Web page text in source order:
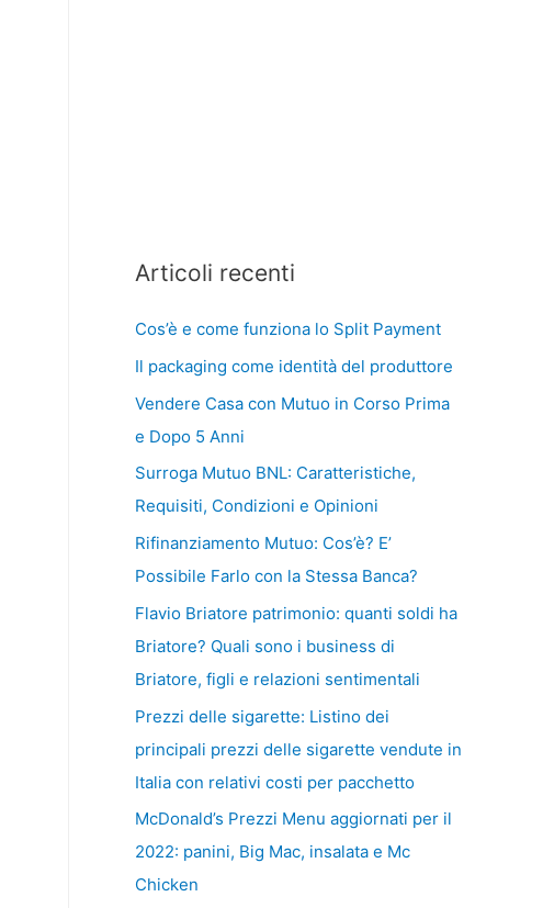
Articoli recenti
Cos’è e come funziona lo Split Payment
Il packaging come identità del produttore
Vendere Casa con Mutuo in Corso Prima
e Dopo 5 Anni
Surroga Mutuo BNL: Caratteristiche,
Requisiti, Condizioni e Opinioni
Rifinanziamento Mutuo: Cos’è? E’
Possibile Farlo con la Stessa Banca?
Flavio Briatore patrimonio: quanti soldi ha
Briatore? Quali sono i business di
Briatore, figli e relazioni sentimentali
Prezzi delle sigarette: Listino dei
principali prezzi delle sigarette vendute in
Italia con relativi costi per pacchetto
McDonald’s Prezzi Menu aggiornati per il
2022: panini, Big Mac, insalata e Mc
Chicken